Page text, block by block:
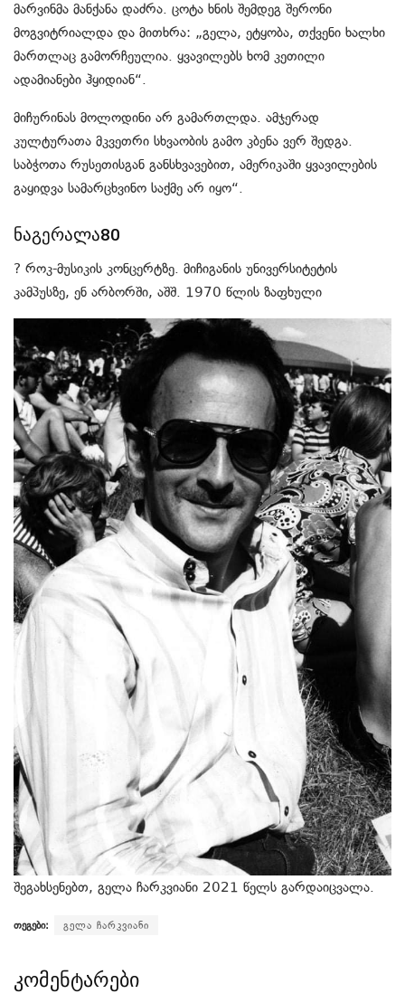
მარვინმა მანქანა დაძრა. ცოტა ხნის შემდეგ შერონი
მოგვიტრიალდა და მითხრა: „გელა, ეტყობა, თქვენი ხალხი
მართლაც გამორჩეულია. ყვავილებს ხომ კეთილი
ადამიანები ჰყიდიან“.
მიჩურინას მოლოდინი არ გამართლდა. ამჯერად
კულტურათა მკვეთრი სხვაობის გამო კბენა ვერ შედგა.
საბჭოთა რუსეთისგან განსხვავებით, ამერიკაში ყვავილების
გაყიდვა სამარცხვინო საქმე არ იყო“.
ნაგერალა80
? როკ-მუსიკის კონცერტზე. მიჩიგანის უნივერსიტეტის
კამპუსზე, ენ არბორში, აშშ. 1970 წლის ზაფხული
შეგახსენებთ, გელა ჩარკვიანი 2021 წელს გარდაიცვალა.
თეგები: გელა ჩარკვიანი
კომენტარები